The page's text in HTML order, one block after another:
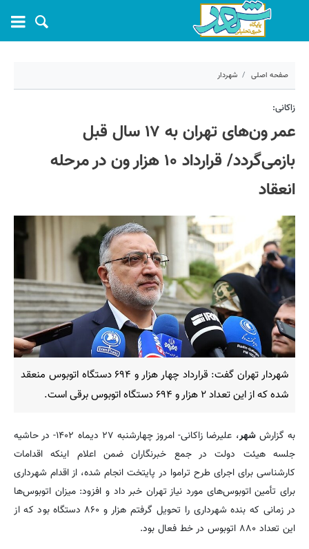
صفحه اصلی شهردار
۲۷ دی ۱۴۰۲ - ۱۱:۱۷
کد مطلب:48231
زاکانی:
عمر ون‌های تهران به ۱۷ سال قبل
بازمی‌گردد/ قرارداد ۱۰ هزار ون در مرحله
انعقاد
شهردار تهران گفت: قرارداد چهار هزار و ۶۹۴ دستگاه اتوبوس منعقد
شده که از این تعداد ۲ هزار و ۶۹۴ دستگاه اتوبوس برقی است.
به گزارششهر
، علیرضا زاکانی- امروز چهارشنبه ۲۷ دیماه ۱۴۰۲- در حاشیه
جلسه هیئت دولت در جمع خبرنگاران ضمن اعلام اینکه اقدامات
کارشناسی برای اجرای طرح تراموا در پایتخت انجام شده، از اقدام شهرداری
برای تأمین اتوبوس‌های مورد نیاز تهران خبر داد و افزود: میزان اتوبوس‌ها
در زمانی که بنده شهرداری را تحویل گرفتم هزار و ۸۶۰ دستگاه بود که از
این تعداد ۸۸۰ اتوبوس در خط فعال بود.